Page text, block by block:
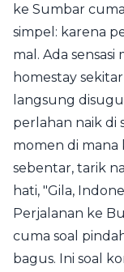
ke Sumbar
simpel: karena
mal. Ada
homestay
langsung
perlahan naik di
momen di
sebentar, tarik
hati, "Gila,
Perjalanan ke
cuma soal
bagus. Ini soal